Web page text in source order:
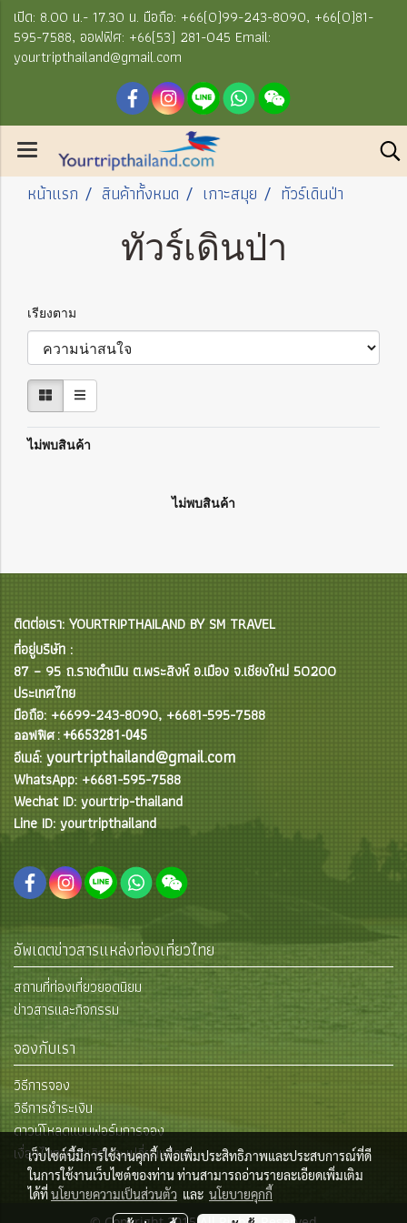
เปิด: 8.00 น.- 17.30 น. มือถือ: +66(0)99-243-8090, +66(0)81-
595-7588, ออฟฟิศ: +66(53) 281-045 Email:
yourtripthailand@gmail.com
หน้าแรก สินค้าทั้งหมด เกาะสมุย ทัวร์เดินป่า
ทัวร์เดินป่า
เรียงตาม
ไม่พบสินค้า
ไม่พบสินค้า
ติดต่อเรา: YOURTRIPTHAILAND BY SM TRAVEL
ที่อยู่บริษัท :
87 – 95 ถ.ราชดำเนิน ต.พระสิงห์ อ.เมือง จ.เชียงใหม่ 50200
ประเทศไทย
มือถือ: +6699-243-8090, +6681-595-7588
ออฟฟิศ : +6653281-045
อีเมล์: yourtripthailand@gmail.com
WhatsApp: +6681-595-7588
Wechat ID: yourtrip-thailand
Line ID: yourtripthailand
อัพเดตข่าวสารแหล่งท่องเที่ยวไทย
สถานที่ท่องเที่ยวยอดนิยม
ข่าวสารและกิจกรรม
จองกับเรา
วิธีการจอง
วิธีการชำระเงิน
ดาวน์โหลดแบบฟอร์มการจอง
เงื่อนไขการยกเลิกและเปลี่ยนแปลง
เว็บไซต์นี้มีการใช้งานคุกกี้ เพื่อเพิ่มประสิทธิภาพและประสบการณ์ที่ดี
ในการใช้งานเว็บไซต์ของท่าน ท่านสามารถอ่านรายละเอียดเพิ่มเติม
ได้ที่นโยบายความเป็นส่วนตัว และ นโยบายคุกกี้